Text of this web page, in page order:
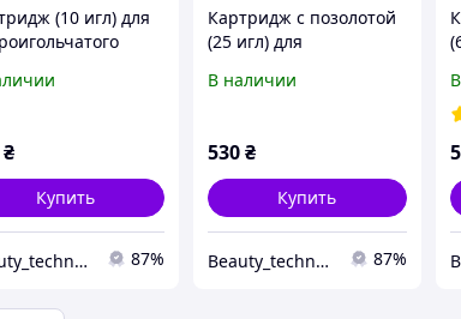
(10 игл) для
₴
Купить
Beauty_technologies_ 87%
Картридж с позолотой
(25 игл) для
фракционного РФ
В наличии
530₴
Купить
Beauty_technologies_ 87%